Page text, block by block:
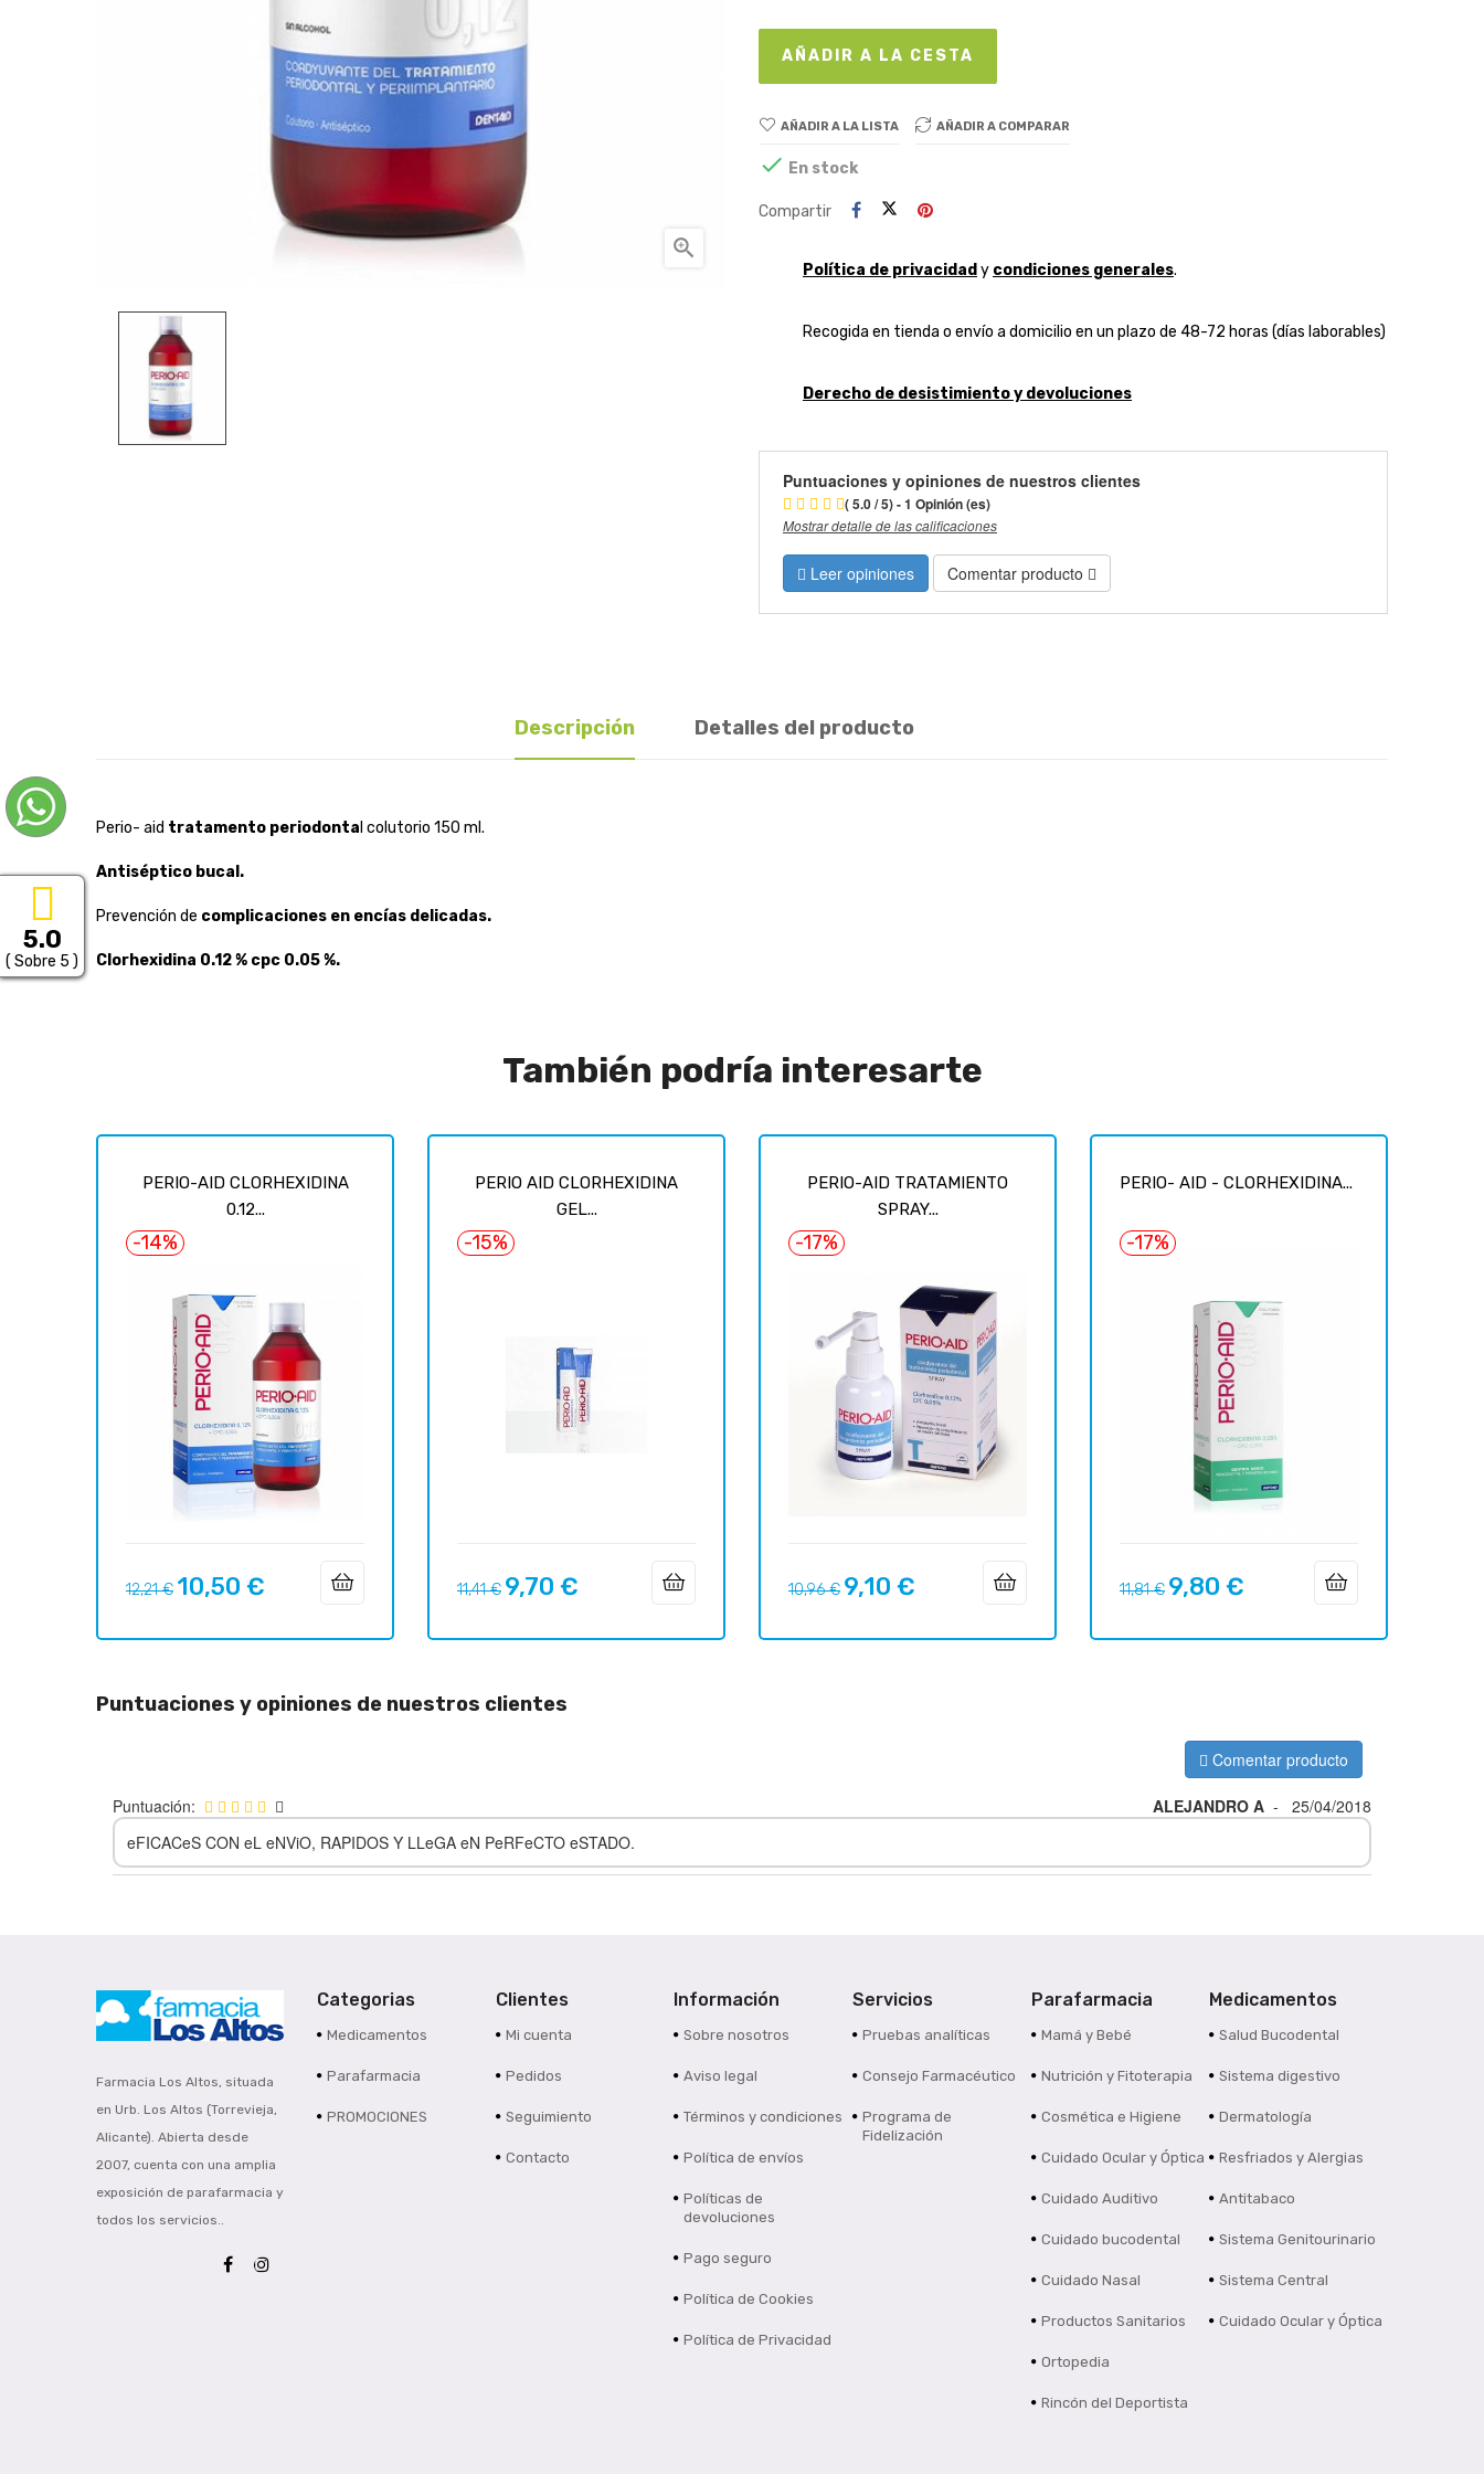

AÑADIR A LA CESTA
AÑADIR A LA LISTA AÑADIR A COMPARAR
 En stock
Compartir
Política de privacidad y condiciones generales.
Recogida en tienda o envío a domicilio en un plazo de 48-72 horas (días laborables)
Derecho de desistimiento y devoluciones
Puntuaciones y opiniones de nuestros clientes
( 5.0 / 5) - 1 Opinión (es)
Mostrar detalle de las calificaciones
Leer opiniones Comentar producto
Descripción Detalles del producto
Perio- aid tratamento periodonta l colutorio 150 ml.
Antiséptico bucal.
Prevención de complicaciones en encías delicadas.
Clorhexidina 0.12 % cpc 0.05 %.
También podría interesarte
PERIO-AID CLORHEXIDINA
0.12...
-14%
Precio
12,21 € Precio
10,50 €
PERIO AID CLORHEXIDINA
GEL...
-15%
Precio
11,41 € Precio
9,70 €
PERIO-AID TRATAMIENTO
SPRAY...
-17%
Precio
10,96 € Precio
9,10 €
PERIO- AID - CLORHEXIDINA...
-17%
Precio
11,81 € Precio
9,80 €
Puntuaciones y opiniones de nuestros clientes
Comentar producto
Puntuación: ALEJANDRO A -
25/04/2018
eFICACeS CON eL eNViO, RAPIDOS Y LLeGA eN PeRFeCTO eSTADO.
Farmacia Los Altos, situada
en Urb. Los Altos (Torrevieja,
Alicante). Abierta desde
2007, cuenta con una amplia
exposición de parafarmacia y
todos los servicios..
Categorias
Medicamentos
Parafarmacia
PROMOCIONES
Clientes
Mi cuenta
Pedidos
Seguimiento
Contacto
Información
Sobre nosotros
Aviso legal
Términos y condiciones
Política de envíos
Políticas de
devoluciones
Pago seguro
Política de Cookies
Política de Privacidad
Servicios
Pruebas analíticas
Consejo Farmacéutico
Programa de
Fidelización
Parafarmacia
Mamá y Bebé
Nutrición y Fitoterapia
Cosmética e Higiene
Cuidado Ocular y Óptica
Cuidado Auditivo
Cuidado bucodental
Cuidado Nasal
Productos Sanitarios
Ortopedia
Rincón del Deportista
Medicamentos
Salud Bucodental
Sistema digestivo
Dermatología
Resfriados y Alergias
Antitabaco
Sistema Genitourinario
Sistema Central
Cuidado Ocular y Óptica
5.0
( Sobre 5 )